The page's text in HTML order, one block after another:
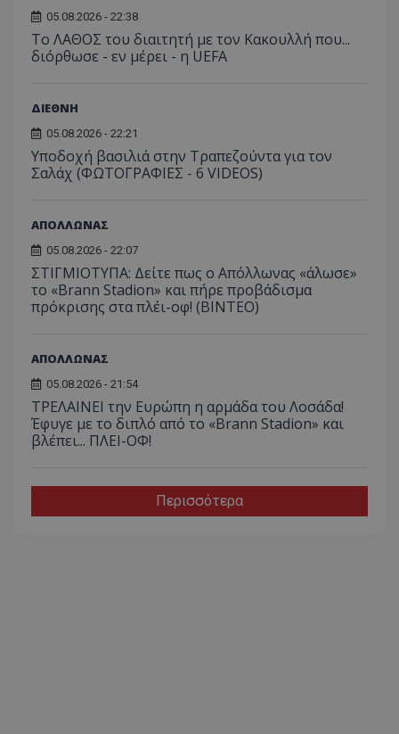
05.08.2026 - 22:38
Το ΛΑΘΟΣ του διαιτητή με τον Κακουλλή που...
διόρθωσε - εν μέρει - η UEFA
ΔΙΕΘΝΗ
05.08.2026 - 22:21
Υποδοχή βασιλιά στην Τραπεζούντα για τον
Σαλάχ (ΦΩΤΟΓΡΑΦΙΕΣ - 6 VIDEOS)
ΑΠΟΛΛΩΝΑΣ
05.08.2026 - 22:07
ΣΤΙΓΜΙΟΤΥΠΑ: Δείτε πως ο Απόλλωνας «άλωσε»
το «Brann Stadion» και πήρε προβάδισμα
πρόκρισης στα πλέι-οφ! (ΒΙΝΤΕΟ)
ΑΠΟΛΛΩΝΑΣ
05.08.2026 - 21:54
ΤΡΕΛΑΙΝΕΙ την Ευρώπη η αρμάδα του Λοσάδα!
Έφυγε με το διπλό από το «Brann Stadion» και
βλέπει... ΠΛΕΙ-ΟΦ!
Περισσότερα